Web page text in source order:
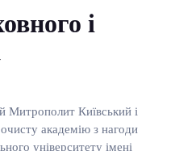
і
Митрополит Київський і
академію з нагоди
університету імені